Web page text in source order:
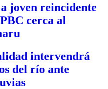
joven reincidente
cerca al
intervendrá
del río ante